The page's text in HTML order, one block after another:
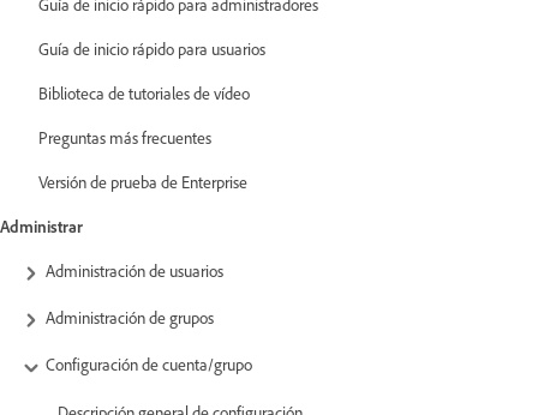
Guía de inicio rápido para administradores
Guía de inicio rápido para usuarios
Biblioteca de tutoriales de vídeo
Preguntas más frecuentes
Versión de prueba de Enterprise
Administrar
Administración de usuarios
Administración de grupos
Configuración de cuenta/grupo